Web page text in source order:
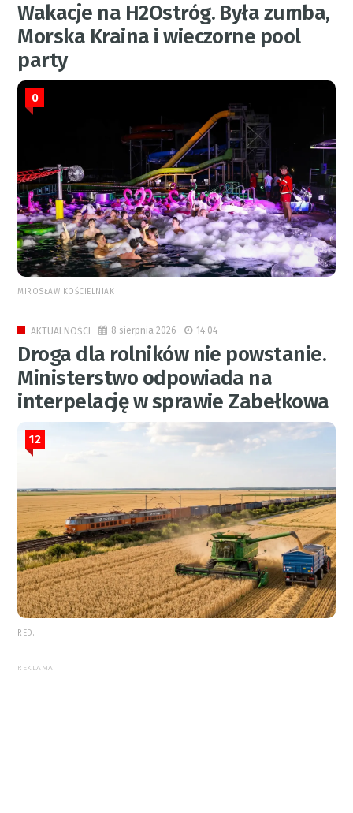
Wakacje na H2Ostróg. Była zumba,
Morska Kraina i wieczorne pool
party
0
MIROSŁAW KOŚCIELNIAK
AKTUALNOŚCI 8 sierpnia 2026 14:04
Droga dla rolników nie powstanie.
Ministerstwo odpowiada na
interpelację w sprawie Zabełkowa
12
RED.
REKLAMA